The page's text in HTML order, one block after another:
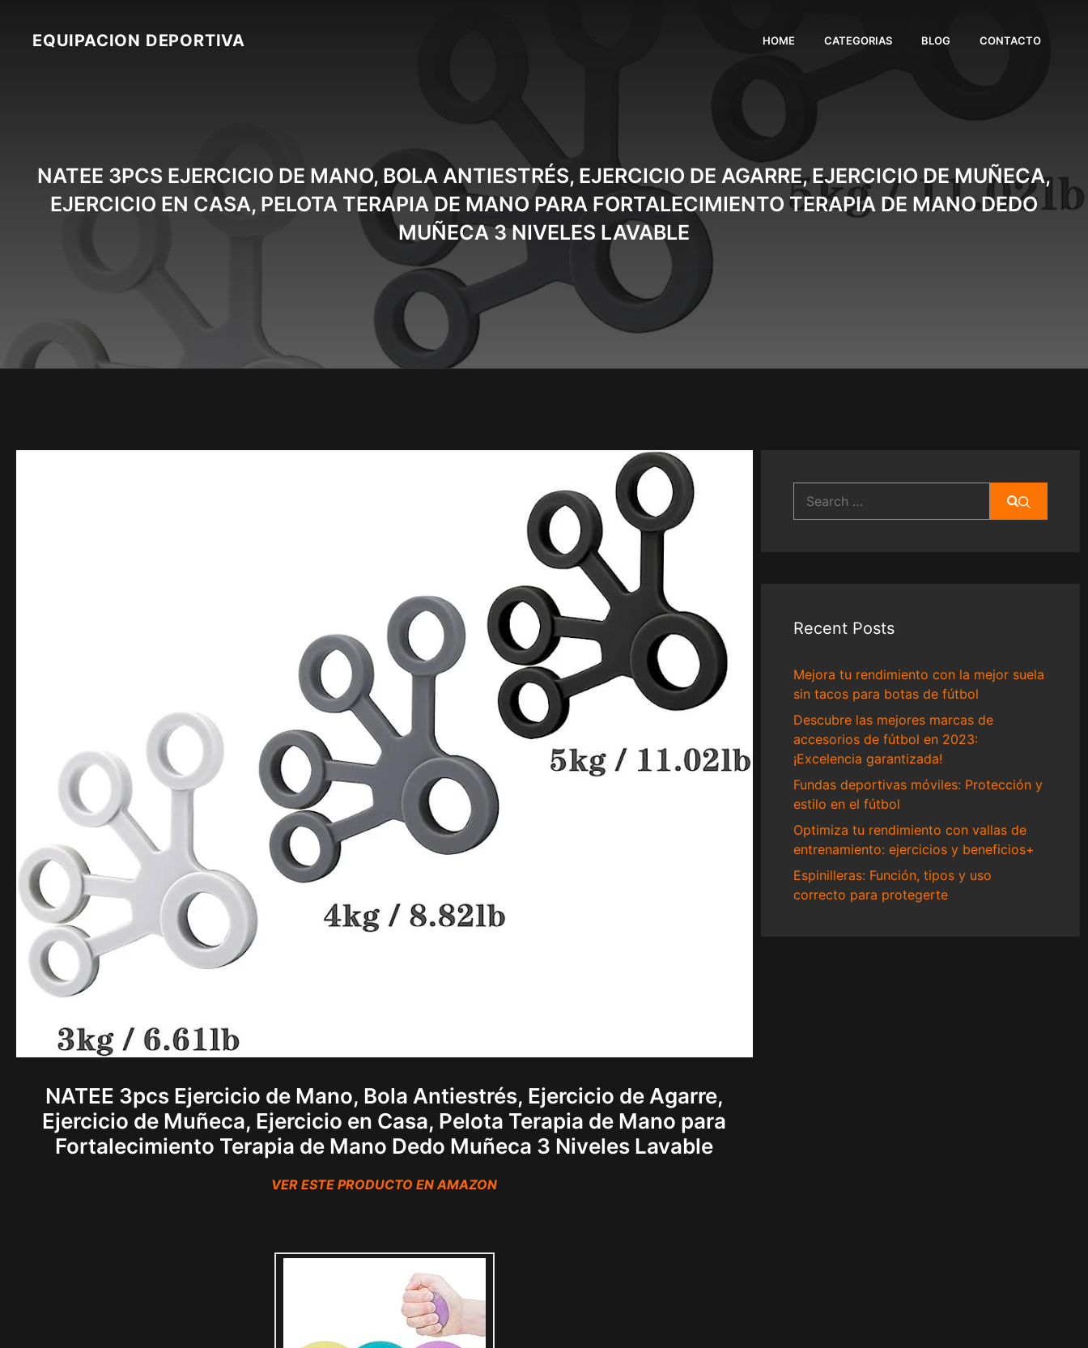
contentEQUIPACION DEPORTIVA HOME CATEGORIAS BLOG CONTACTO
NATEE 3PCS EJERCICIO DE MANO, BOLA ANTIESTRÉS, EJERCICIO DE AGARRE, EJERCICIO DE MUÑECA,
EJERCICIO EN CASA, PELOTA TERAPIA DE MANO PARA FORTALECIMIENTO TERAPIA DE MANO DEDO
MUÑECA 3 NIVELES LAVABLE
NATEE 3pcs Ejercicio de Mano, Bola Antiestrés, Ejercicio de Agarre,
Ejercicio de Muñeca, Ejercicio en Casa, Pelota Terapia de Mano para
Fortalecimiento Terapia de Mano Dedo Muñeca 3 Niveles Lavable
VER ESTE PRODUCTO EN AMAZON
for:
Recent Posts
Mejora tu rendimiento con la mejor suela
sin tacos para botas de fútbol
Descubre las mejores marcas de
accesorios de fútbol en 2023:
¡Excelencia garantizada!
Fundas deportivas móviles: Protección y
estilo en el fútbol
Optimiza tu rendimiento con vallas de
entrenamiento: ejercicios y beneficios+
Espinilleras: Función, tipos y uso
correcto para protegerte